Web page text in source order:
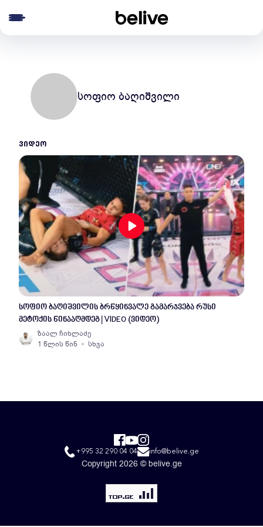
სოფიო ბაღიშვილი
ᲕᲘᲓᲔᲝ
სოფიო ბაღიშვილის ბრწყინვალე გამარჯვება რუსი
მეტოქის წინააღმდეგ | VIDEO (ვიდეო)
ზაალ ჩიხლაძე
1 წლის წინ
სხვა
+995 32 290 04 04 info@belive.ge
Copyright 2026 © belive.ge